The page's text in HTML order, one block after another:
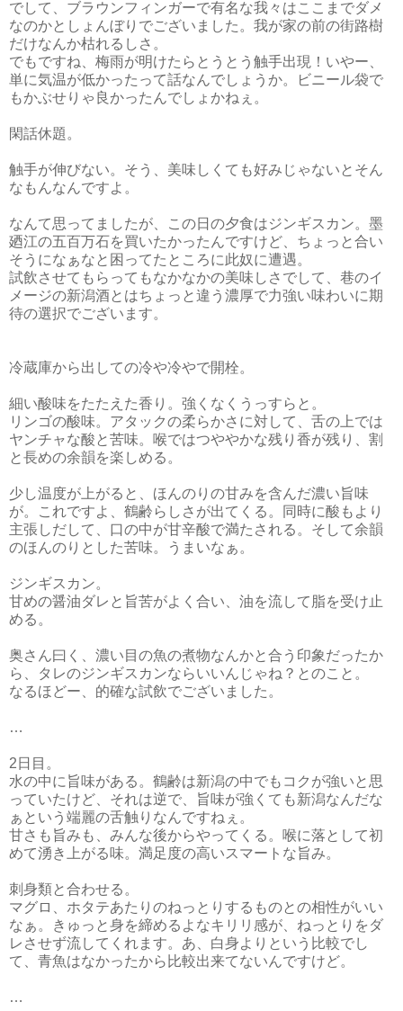
でして、ブラウンフィンガーで有名な我々はここまでダメ
なのかとしょんぼりでございました。我が家の前の街路樹
だけなんか枯れるしさ。
でもですね、梅雨が明けたらとうとう触手出現！いやー、
単に気温が低かったって話なんでしょうか。ビニール袋で
もかぶせりゃ良かったんでしょかねぇ。
閑話休題。
触手が伸びない。そう、美味しくても好みじゃないとそん
なもんなんですよ。
なんて思ってましたが、この日の夕食はジンギスカン。墨
廼江の五百万石を買いたかったんですけど、ちょっと合い
そうになぁなと困ってたところに此奴に遭遇。
試飲させてもらってもなかなかの美味しさでして、巷のイ
メージの新潟酒とはちょっと違う濃厚で力強い味わいに期
待の選択でございます。
冷蔵庫から出しての冷や冷やで開栓。
細い酸味をたたえた香り。強くなくうっすらと。
リンゴの酸味。アタックの柔らかさに対して、舌の上では
ヤンチャな酸と苦味。喉ではつややかな残り香が残り、割
と長めの余韻を楽しめる。
少し温度が上がると、ほんのりの甘みを含んだ濃い旨味
が。これですよ、鶴齢らしさが出てくる。同時に酸もより
主張しだして、口の中が甘辛酸で満たされる。そして余韻
のほんのりとした苦味。うまいなぁ。
ジンギスカン。
甘めの醤油ダレと旨苦がよく合い、油を流して脂を受け止
める。
奥さん曰く、濃い目の魚の煮物なんかと合う印象だったか
ら、タレのジンギスカンならいいんじゃね？とのこと。
なるほどー、的確な試飲でございました。
…
2日目。
水の中に旨味がある。鶴齢は新潟の中でもコクが強いと思
っていたけど、それは逆で、旨味が強くても新潟なんだな
ぁという端麗の舌触りなんですねぇ。
甘さも旨みも、みんな後からやってくる。喉に落として初
めて湧き上がる味。満足度の高いスマートな旨み。
刺身類と合わせる。
マグロ、ホタテあたりのねっとりするものとの相性がいい
なぁ。きゅっと身を締めるよなキリリ感が、ねっとりをダ
レさせず流してくれます。あ、白身よりという比較でし
て、青魚はなかったから比較出来てないんですけど。
…